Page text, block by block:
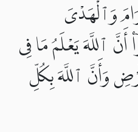
وَٱلْهَدْىَ
ٱللَّهَ يَعْلَمُ مَا فِى
وَأَنَّ ٱللَّهَ بِكُلِّ